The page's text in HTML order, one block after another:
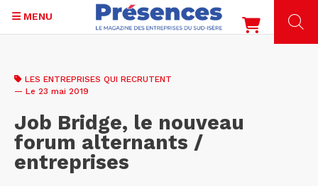
contenu
MENU
LES ENTREPRISES QUI RECRUTENT
— Le 23 mai 2019
Job Bridge, le nouveau
forum alternants /
entreprises